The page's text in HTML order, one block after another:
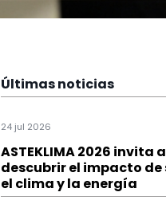
Últimas noticias
24 jul 2026
ASTEKLIMA 2026
descubrir el impacto de
el clima y la energía